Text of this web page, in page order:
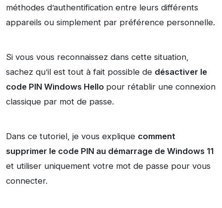
méthodes d’authentification entre leurs différents
appareils ou simplement par préférence personnelle.
Si vous vous reconnaissez dans cette situation,
sachez qu’il est tout à fait possible de désactiver le
code PIN Windows Hello pour rétablir une connexion
classique par mot de passe.
Dans ce tutoriel, je vous explique comment
supprimer le code PIN au démarrage de Windows 11
et utiliser uniquement votre mot de passe pour vous
connecter.